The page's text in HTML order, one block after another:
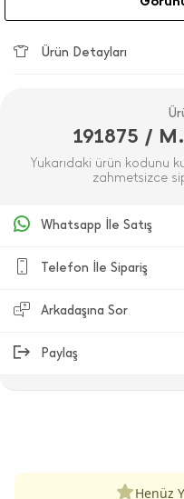
Ürün Detayları
191875 /
Yukarıdaki ürün kodunu
zahmetsizce
Whatsapp İle Satış
Telefon İle Sipariş
Arkadaşına Sor
Paylaş
Henüz